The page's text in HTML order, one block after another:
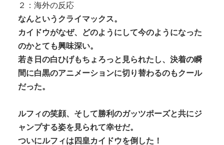
２：海外の反応
なんというクライマックス。
カイドウがなぜ、どのようにして今のようになった
のかとても興味深い。
若き日の白ひげもちょろっと見られたし、決着の瞬
間に白黒のアニメーションに切り替わるのもクール
だった。
ルフィの笑顔、そして勝利のガッツポーズと共にジ
ャンプする姿を見られて幸せだ。
ついにルフィは四皇カイドウを倒した！